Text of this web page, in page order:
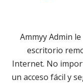
Ammyy Admin
escritorio
Internet. No
un acceso fácil y